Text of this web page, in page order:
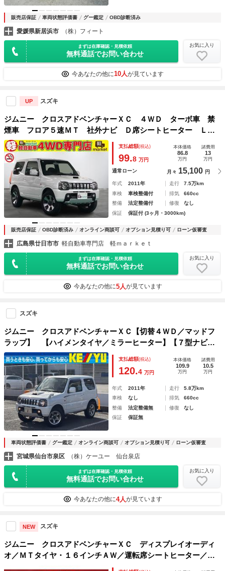
販売店保証 車両状態評価書 グー鑑定 OBD診断済み
愛媛県新居浜市 （株）フィート
まずは在庫確認・見積依頼
無料通話でお問い合わせ
お気に入り
今あなたの他に10人が見ています
UP スズキ
ジムニー クロスアドベンチャーＸＣ ４ＷＤ ターボ車 禁
煙車 フロア５速ＭＴ 社外ナビ Ｄ席シートヒーター ＬＥ
Ｄヘッドライト エアコン パワステ パワーウィンドウ Ｗ
エアバッグ 電動格納ミラー 純正アルミ ＥＴＣ付き
支払総額(税込)
99.8 万円
本体価格
86.8
万円
諸費用
13
万円
通常ローン 月々 15,100 円
年式 2011年 走行
7.5万km
車検
車検整備付 排気
660cc
整備
法定整備付 修復
なし
保証
保証付 (3ヶ月・3000km)
販売店保証 OBD診断済み オンライン商談可 オプション見積り可 ローン仮審査
広島県廿日市市 軽自動車専門店 軽ｍａｒｋｅｔ
まずは在庫確認・見積依頼
無料通話でお問い合わせ
お気に入り
今あなたの他に5人が見ています
スズキ
ジムニー クロスアドベンチャーＸＣ【切替４ＷＤ／マッドフ
ラップ】 【ハイメンタイヤ／ミラーヒーター】【７型ナビ／
ワンセグ／ＣＤ】【ＥＴＣ／ヘッドライトレベライザー／デン
カクミラー】【シートヒーター】【ダブルエアバック／キーレ
ス】【２４年製スタッドレスタイヤ装着】
支払総額(税込)
120.4 万円
本体価格
109.9
万円
諸費用
10.5
万円
年式 2011年 走行
5.8万km
車検
なし 排気
660cc
整備
法定整備無 修復
なし
保証
保証無
車両状態評価書 グー鑑定 オンライン商談可 オプション見積り可 ローン仮審査
宮城県仙台市泉区 （株）ケーユー 仙台泉店
まずは在庫確認・見積依頼
無料通話でお問い合わせ
お気に入り
今あなたの他に4人が見ています
NEW スズキ
ジムニー クロスアドベンチャーＸＣ ディスプレイオーディ
オ／ＭＴタイヤ・１６インチＡＷ／運転席シートヒーター／Ｅ